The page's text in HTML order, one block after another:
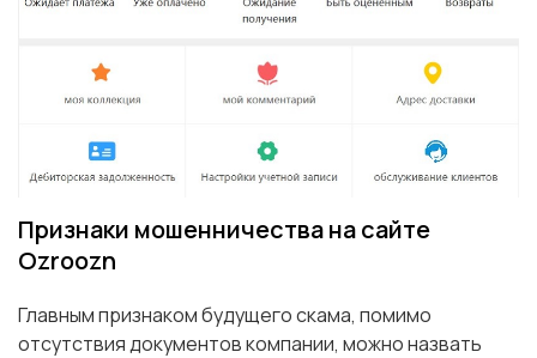
Признаки мошенничества на сайте
Ozroozn
Главным признаком будущего скама, помимо
отсутствия документов компании, можно назвать